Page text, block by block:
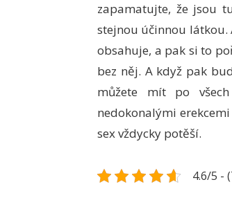
zapamatujte, že jsou
stejnou účinnou látkou.
obsahuje, a pak si to
bez něj. A když pak
můžete mít po
nedokonalými
sex vždycky potěší.
4.6/5 -